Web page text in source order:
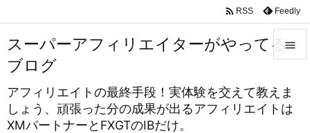
スーパーアフィリエイターがやってる
ブログ
アフィリエイトの最終手段！実体験を交えて教えま
しょう、頑張った分の成果が出るアフィリエイトは
XMパートナーとFXGTのIBだけ。

メニュ

 RSS Feedly